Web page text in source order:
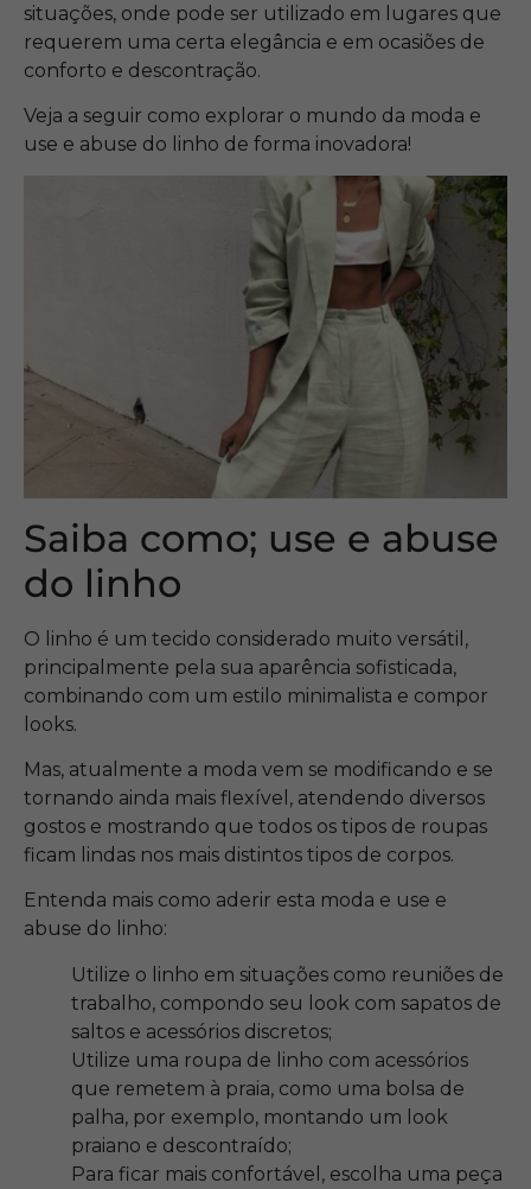
situações, onde pode ser utilizado em lugares que
requerem uma certa elegância e em ocasiões de
conforto e descontração.
Veja a seguir como explorar o mundo da moda e
use e abuse do linho de forma inovadora!
Saiba como; use e abuse
do linho
O linho é um tecido considerado muito versátil,
principalmente pela sua aparência sofisticada,
combinando com um estilo minimalista e compor
looks.
Mas, atualmente a moda vem se modificando e se
tornando ainda mais flexível, atendendo diversos
gostos e mostrando que todos os tipos de roupas
ficam lindas nos mais distintos tipos de corpos.
Entenda mais como aderir esta moda e use e
abuse do linho:
Utilize o linho em situações como reuniões de
trabalho, compondo seu look com sapatos de
saltos e acessórios discretos;
Utilize uma roupa de linho com acessórios
que remetem à praia, como uma bolsa de
palha, por exemplo, montando um look
praiano e descontraído;
Para ficar mais confortável, escolha uma peça